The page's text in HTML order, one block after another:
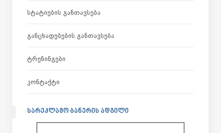
Სტატიების Განთავსება
Განცხადებების Განთავსება
Ტრენინგები
Კონტაქტი
ᲡᲐᲠᲔᲙᲚᲐᲛᲝ ᲑᲐᲜᲔᲠᲘᲡ ᲐᲓᲒᲘᲚᲘ